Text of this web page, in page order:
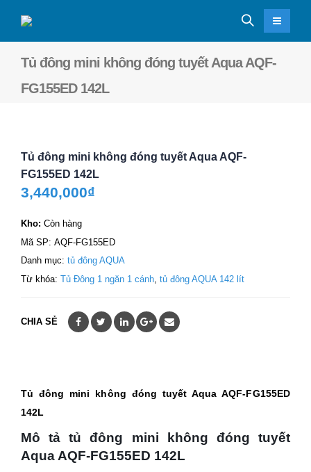
Tủ đông mini không đóng tuyết Aqua AQF-
FG155ED 142L
Tủ đông mini không đóng tuyết Aqua AQF-
FG155ED 142L
3,440,000₫
Kho: Còn hàng
Mã SP: AQF-FG155ED
Danh mục: tủ đông AQUA
Từ khóa: Tủ Đông 1 ngăn 1 cánh tủ đông AQUA 142 lít
CHIA SẺ
Tủ đông mini không đóng tuyết Aqua AQF-FG155ED
142L
Mô tả tủ đông mini không đóng tuyết
Aqua AQF-FG155ED 142L